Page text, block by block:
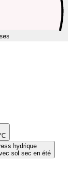
hydrique
sol sec en été